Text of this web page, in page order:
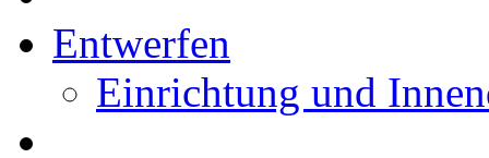
Entwerfen
Einrichtung und